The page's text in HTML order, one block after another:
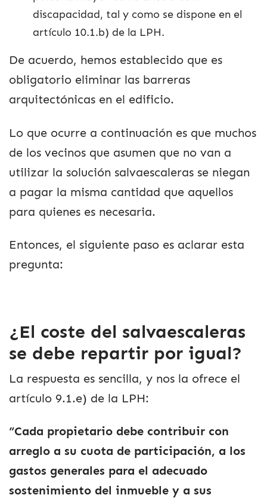
discapacidad, tal y como se dispone en el
artículo 10.1.b) de la LPH.
De acuerdo, hemos establecido que es
obligatorio eliminar las barreras
arquitectónicas en el edificio.
Lo que ocurre a continuación es que muchos
de los vecinos que asumen que no van a
utilizar la solución salvaescaleras se niegan
a pagar la misma cantidad que aquellos
para quienes es necesaria.
Entonces, el siguiente paso es aclarar esta
pregunta:
¿El coste del salvaescaleras
se debe repartir por igual?
La respuesta es sencilla, y nos la ofrece el
artículo 9.1.e) de la LPH:
“Cada propietario debe contribuir con
arreglo a su cuota de participación, a los
gastos generales para el adecuado
sostenimiento del inmueble y a sus